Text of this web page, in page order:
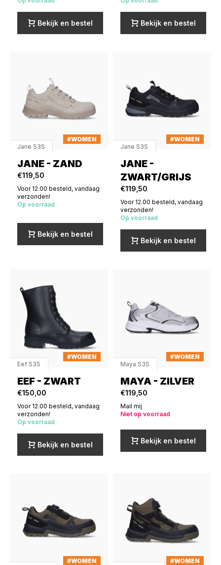
Bekijk en bestel Bekijk en bestel
#WOMEN
Jane S3S
JANE - ZAND
€119,50
Voor 12.00 besteld, vandaag
verzonden!
Op voorraad
Bekijk en bestel
#WOMEN
Jane S3S
JANE -
ZWART/GRIJS
€119,50
Voor 12.00 besteld, vandaag
verzonden!
Op voorraad
Bekijk en bestel
#WOMEN
Eef S3S
EEF - ZWART
€150,00
Voor 12.00 besteld, vandaag
verzonden!
Op voorraad
Bekijk en bestel
#WOMEN
Maya S3S
MAYA - ZILVER
€119,50
Mail mij
Niet op voorraad
Bekijk en bestel
#WOMEN
#WOMEN